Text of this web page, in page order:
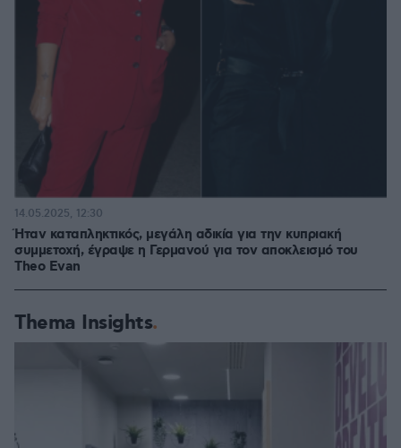
Ήταν καταπληκτικός, μεγάλη αδικία για την κυπριακή
συμμετοχή, έγραψε η Γερμανού για τον αποκλεισμό του
Theo Evan
14.05.2025, 12:30
Thema Insights